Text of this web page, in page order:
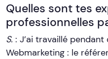
Quelles sont tes
professionnelles
S. : J’ai travaillé
Webmarketing : le